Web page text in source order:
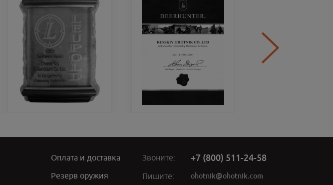
Оплата и доставка
Резерв оружия
Звоните: +7 (800) 511-24-58
Пишите: ohotnik@ohotnik.com